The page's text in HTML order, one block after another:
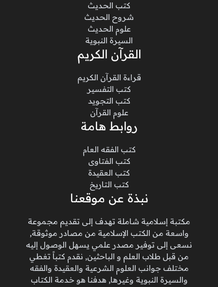
كتب الحديث
شروح الحديث
علوم الحديث
السيرة النبوية
القرآن الكريم
قراءة القرآن الكريم
كتب التفسير
كتب التجويد
علوم القرآن
روابط هامة
كتب الفقه العام
كتب الفتاوى
كتب العقيدة
كتب التاريخ
نبذة عن موقعنا
مكتبة إسلامية شاملة تهدف إلى تقديم مجموعة
واسعة من الكتب الإسلامية من مصادر موثوقة,
نسعى إلى توفير مصدر علمي يسهل الوصول إليه
من قبل طلاب العلم و الباحثين, نقدم كتباً تغطي
مختلف جوانب العلوم الشرعية والعقيدة والفقه
والسيرة النبوية وغيرها, هدفنا هو خدمة الكتاب